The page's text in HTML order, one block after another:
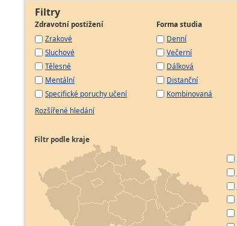
Filtry
Zdravotní postižení
Zrakové
Sluchové
Tělesné
Mentální
Specifické poruchy učení
Forma studia
Denní
Večerní
Dálková
Distanční
Kombinovaná
Rozšířené hledání
Filtr podle kraje